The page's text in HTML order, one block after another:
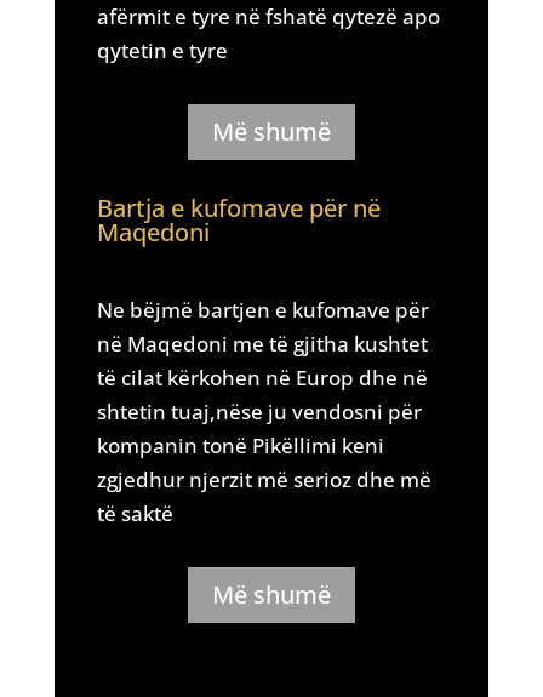
afërmit e tyre në fshatë qytezë apo
qytetin e tyre
Më shumë
Bartja e kufomave për në
Maqedoni
Ne bëjmë bartjen e kufomave për
në Maqedoni me të gjitha kushtet
të cilat kërkohen në Europ dhe në
shtetin tuaj,nëse ju vendosni për
kompanin tonë Pikëllimi keni
zgjedhur njerzit më serioz dhe më
të saktë
Më shumë